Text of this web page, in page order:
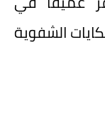
الشفوية